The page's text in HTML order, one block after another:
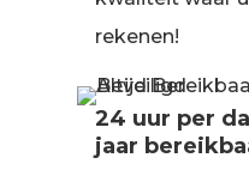
rekenen!
24 uur per
jaar